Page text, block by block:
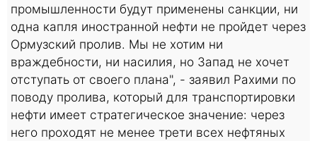
промышленности будут применены санкции, ни
одна капля иностранной нефти не пройдет через
Ормузский пролив. Мы не хотим ни
враждебности, ни насилия, но Запад не хочет
отступать от своего плана", - заявил Рахими по
поводу пролива, который для транспортировки
нефти имеет стратегическое значение: через
него проходят не менее трети всех нефтяных